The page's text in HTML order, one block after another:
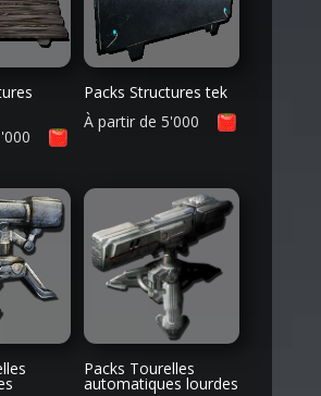
Packs Structures tek
À partir de 5'000
Packs Tourelles
automatiques lourdes